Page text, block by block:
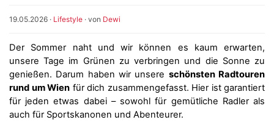
19.05.2026 · Lifestyle · von Dewi
Der Sommer naht und wir können es kaum erwarten,
unsere Tage im Grünen zu verbringen und die Sonne zu
genießen. Darum haben wir unsere schönsten Radtouren
rund um Wien für dich zusammengefasst. Hier ist garantiert
für jeden etwas dabei – sowohl für gemütliche Radler als
auch für Sportskanonen und Abenteurer.